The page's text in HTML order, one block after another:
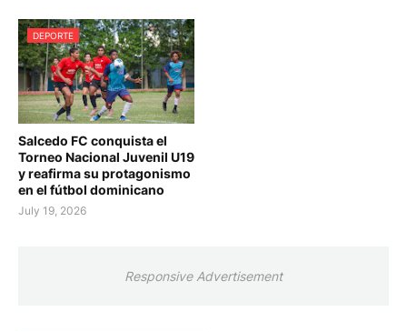
DEPORTE
Salcedo FC conquista el
Torneo Nacional Juvenil U19
y reafirma su protagonismo
en el fútbol dominicano
July 19, 2026
Responsive Advertisement